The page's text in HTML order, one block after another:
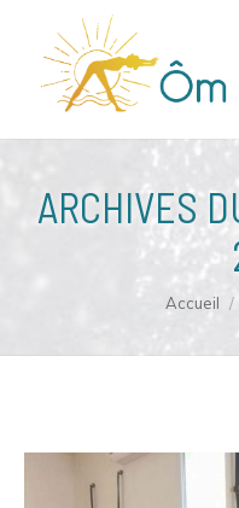
ARCHIVES
Accueil